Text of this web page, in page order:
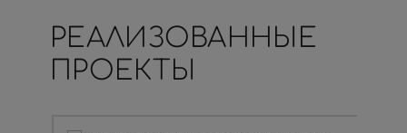
РЕАЛИЗОВАННЫЕ
ПРОЕКТЫ